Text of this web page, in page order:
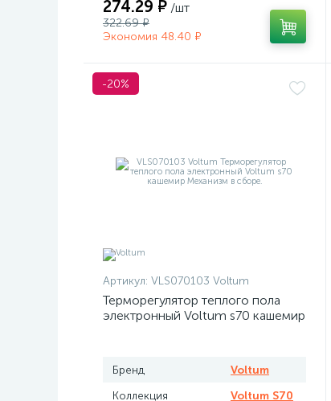
274.29 ₽ /шт
322.69 ₽
Экономия 48.40 ₽
-20%
Артикул: VLS070103 Voltum
Терморегулятор теплого пола
электронный Voltum s70 кашемир
Бренд
Voltum
Коллекция
Voltum S70